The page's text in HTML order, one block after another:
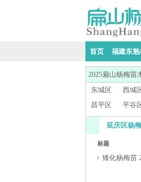
首页 福建东魁
2025扁山杨梅苗
东城区 西城
昌平区
平谷
延庆区杨
标题
矮化杨梅苗